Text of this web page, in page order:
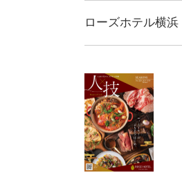
ローズホテル横